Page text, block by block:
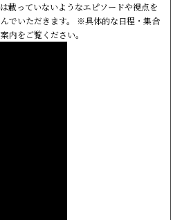
載っていないようなエピソードや視点を
でいただきます。 ※具体的な日程・集合
内をご覧ください。